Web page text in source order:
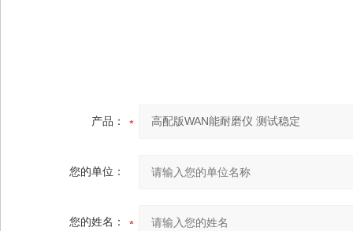
产品：
您的单位：
您的姓名：